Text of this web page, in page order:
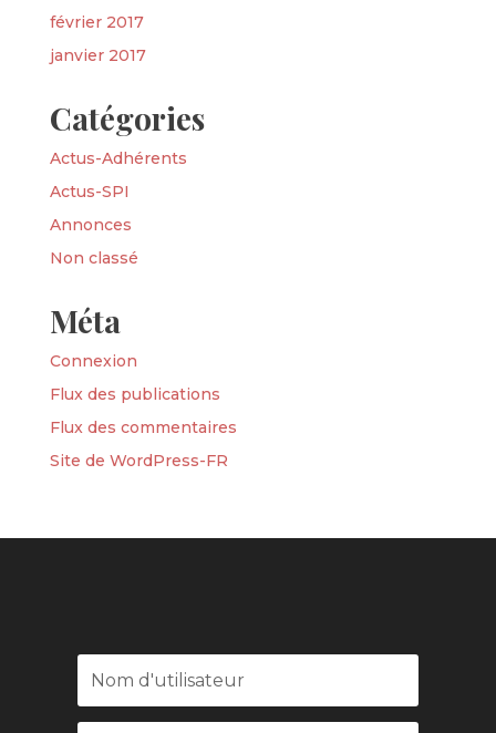
février 2017
janvier 2017
Catégories
Actus-Adhérents
Actus-SPI
Annonces
Non classé
Méta
Connexion
Flux des publications
Flux des commentaires
Site de WordPress-FR